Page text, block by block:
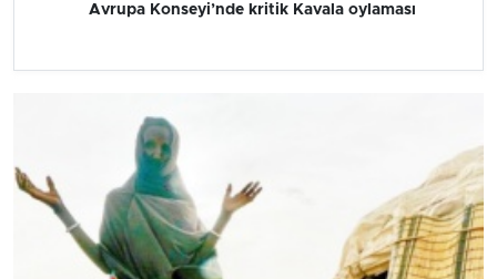
Avrupa Konseyi’nde kritik Kavala oylaması